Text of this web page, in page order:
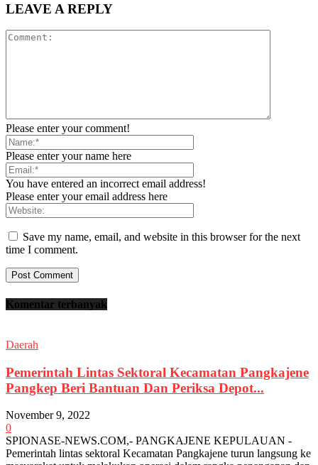
LEAVE A REPLY
Please enter your comment!
Please enter your name here
You have entered an incorrect email address!
Please enter your email address here
Save my name, email, and website in this browser for the next
time I comment.
Komentar terbanyak
Daerah
Pemerintah Lintas Sektoral Kecamatan Pangkajene
Pangkep Beri Bantuan Dan Periksa Depot...
November 9, 2022
0
SPIONASE-NEWS.COM,- PANGKAJENE KEPULAUAN -
Pemerintah lintas sektoral Kecamatan Pangkajene turun langsung ke